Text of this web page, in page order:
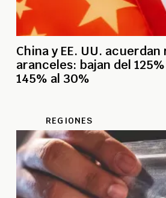
China y EE. UU.
aranceles: bajan del
145% al 30%
REGIONES